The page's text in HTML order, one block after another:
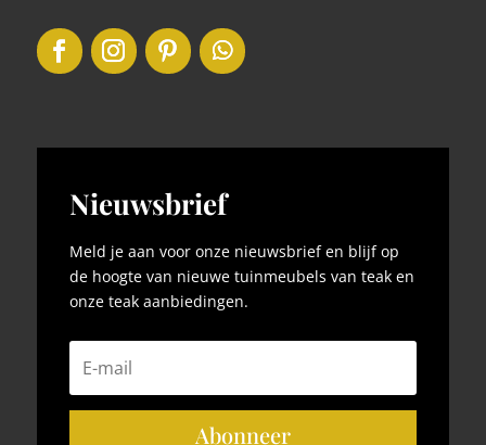
Nieuwsbrief
Meld je aan voor onze nieuwsbrief en blijf op
de hoogte van nieuwe tuinmeubels van teak en
onze teak aanbiedingen.
Abonneer